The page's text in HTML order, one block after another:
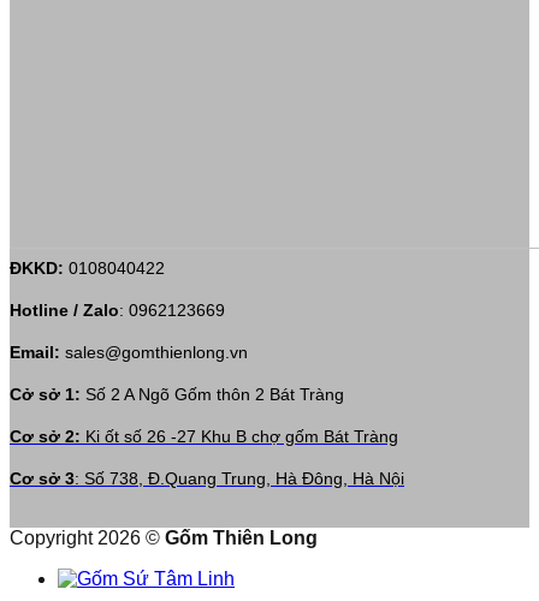
ĐKKD: 0108040422
Hotline / Zalo: 0962123669
Email: sales@gomthienlong.vn
Cở sở 1: Số 2 A Ngõ Gốm thôn 2 Bát Tràng
Cơ sở 2: Ki ốt số 26 -27 Khu B chợ gốm Bát Tràng
Cơ sở 3: Số 738, Đ.Quang Trung, Hà Đông, Hà Nội
Copyright 2026 © Gốm Thiên Long